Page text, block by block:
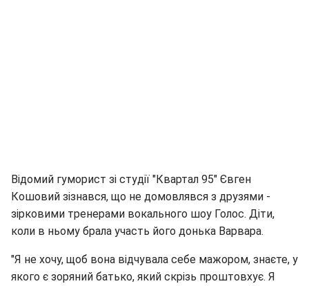
Відомий гуморист зі студії "Квартал 95" Євген
Кошовий зізнався, що не домовлявся з друзями -
зірковими тренерами вокального шоу Голос. Діти,
коли в ньому брала участь його донька Варвара.
"Я не хочу, щоб вона відчувала себе мажором, знаєте, у
якого є зоряний батько, який скрізь проштовхує. Я